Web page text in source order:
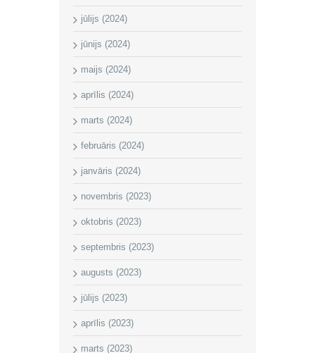
jūlijs (2024)
jūnijs (2024)
maijs (2024)
aprīlis (2024)
marts (2024)
februāris (2024)
janvāris (2024)
novembris (2023)
oktobris (2023)
septembris (2023)
augusts (2023)
jūlijs (2023)
aprīlis (2023)
marts (2023)